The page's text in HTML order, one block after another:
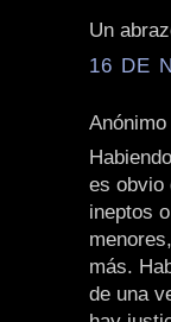
Un
16 DE
es obvio
ineptos
más.
de una